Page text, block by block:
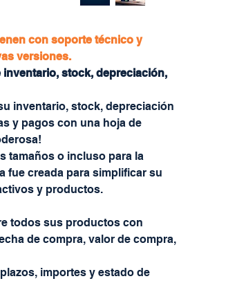
con soporte técnico y
versiones.
stock, depreciación,
inventario, stock, depreciación
y pagos con una hoja de
tamaños o incluso para la
fue creada para simplificar su
y productos.
todos sus productos con
de compra, valor de compra,
importes y estado de